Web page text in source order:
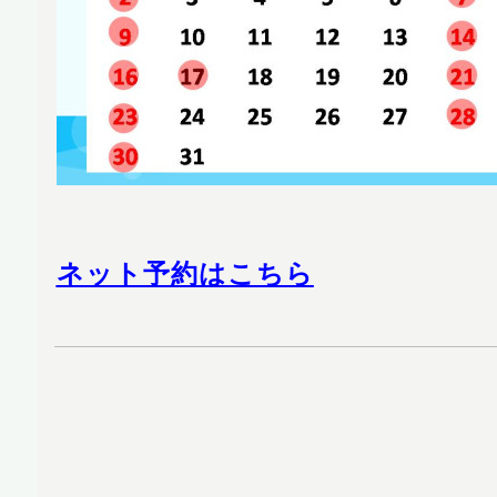
ネット予約はこちら